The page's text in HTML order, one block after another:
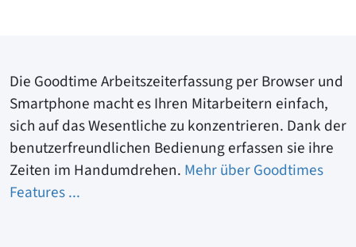
Die Goodtime Arbeitszeiterfassung per Browser und
Smartphone macht es Ihren Mitarbeitern einfach,
sich auf das We­sentliche zu konzentrieren. Dank der
benutzerfreundlichen Bedienung erfassen sie ihre
Zeiten im Handumdrehen. Mehr über Goodtimes
Features ...